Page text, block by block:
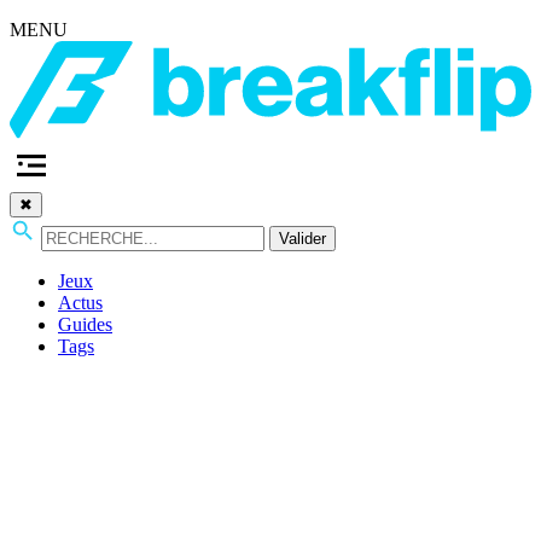
MENU
✖
Valider
Jeux
Actus
Guides
Tags